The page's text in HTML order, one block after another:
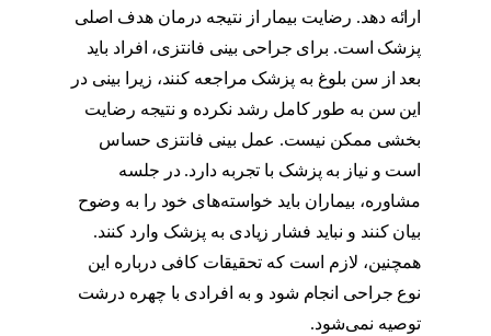
ارائه دهد. رضایت بیمار از نتیجه درمان هدف اصلی
پزشک است. برای جراحی بینی فانتزی، افراد باید
بعد از سن بلوغ به پزشک مراجعه کنند، زیرا بینی در
این سن به طور کامل رشد نکرده و نتیجه رضایت
بخشی ممکن نیست. عمل بینی فانتزی حساس
است و نیاز به پزشک با تجربه دارد. در جلسه
مشاوره، بیماران باید خواسته‌های خود را به وضوح
بیان کنند و نباید فشار زیادی به پزشک وارد کنند.
همچنین، لازم است که تحقیقات کافی درباره این
نوع جراحی انجام شود و به افرادی با چهره درشت
توصیه نمی‌شود.